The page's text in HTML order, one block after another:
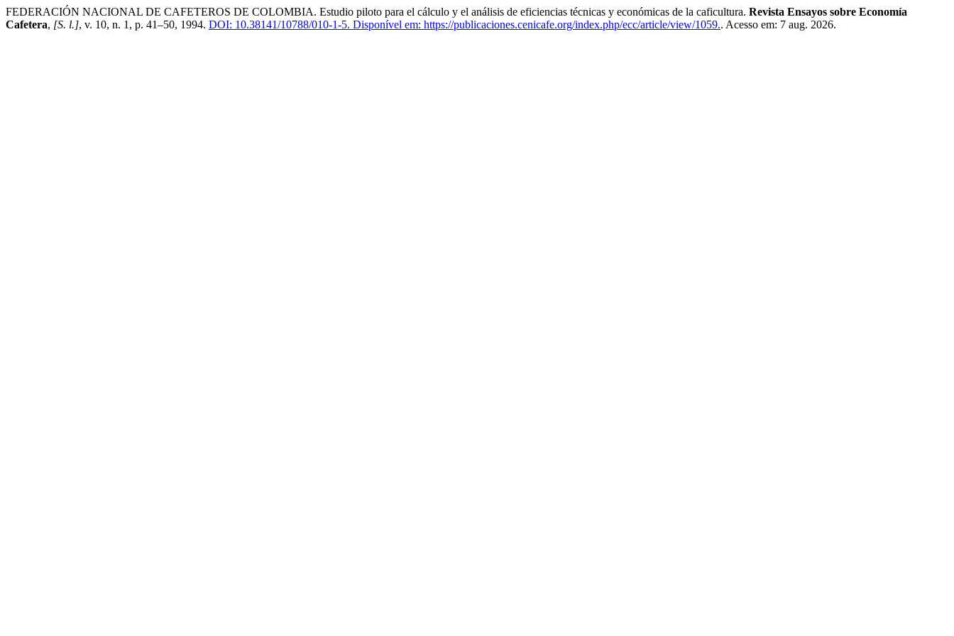
FEDERACIÓN NACIONAL DE CAFETEROS DE COLOMBIA. Estudio piloto para el cálculo y el análisis de eficiencias técnicas y económicas de la caficultura. Revista Ensayos sobre Economía
Cafetera, [S. l.], v. 10, n. 1, p. 41–50, 1994. DOI: 10.38141/10788/010-1-5. Disponível em: https://publicaciones.cenicafe.org/index.php/ecc/article/view/1059.. Acesso em: 7 aug. 2026.